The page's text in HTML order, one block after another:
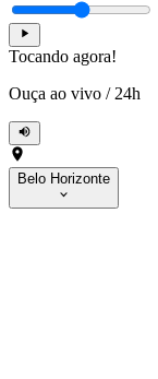
Tocando agora!
Ouça ao vivo / 24h
Belo Horizonte